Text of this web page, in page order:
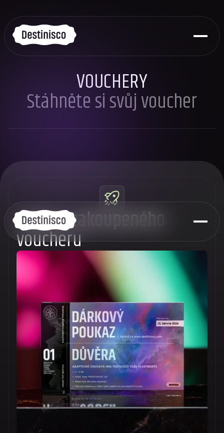
VOUCHERY
Stáhněte si svůj voucher
Stažení zakoupeného
voucheru